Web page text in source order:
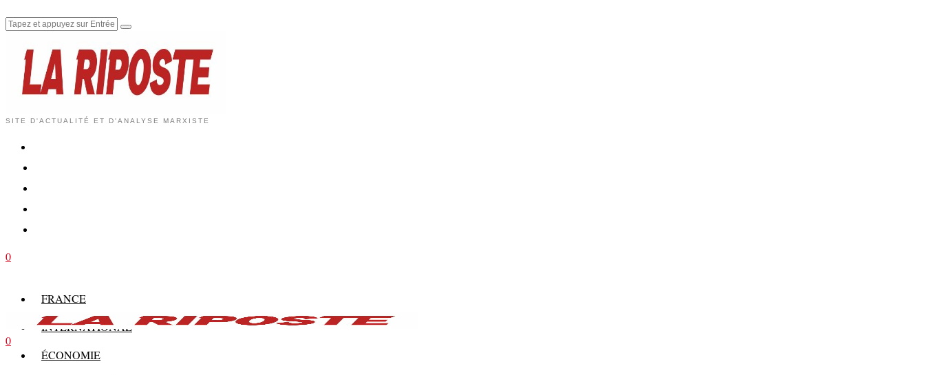
SITE D'ACTUALITÉ ET D'ANALYSE MARXISTE
0
FRANCE
INTERNATIONAL
ÉCONOMIE
0